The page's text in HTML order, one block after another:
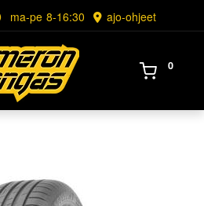
ma-pe 8-16:30 ajo-ohjeet
0